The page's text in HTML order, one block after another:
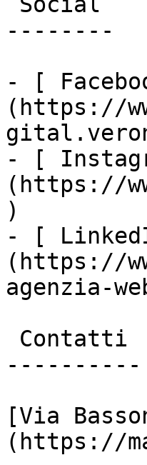
--------
- [
(https://
- [
(https://
)
- [
(https://
agenzia-
----------
[Via
(https://